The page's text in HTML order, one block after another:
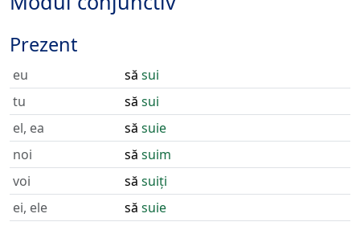
Prezent
eu să sui
tu
să sui
el, ea
să suie
noi
să suim
voi
să suiți
ei, ele
să suie